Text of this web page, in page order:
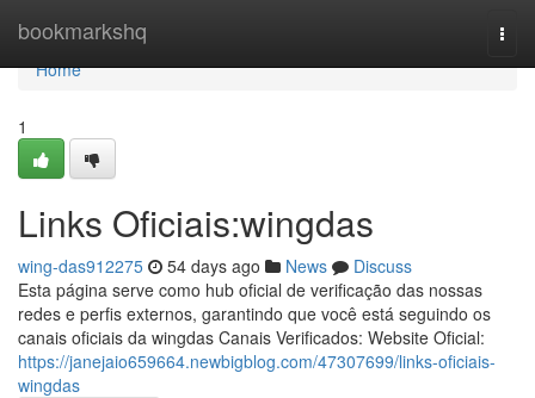
bookmarkshq
Home
Home
1
Links Oficiais:wingdas
wing-das912275 54 days ago News
Discuss
Esta página serve como hub oficial de verificação das nossas
redes e perfis externos, garantindo que você está seguindo os
canais oficiais da wingdas Canais Verificados: Website Oficial:
https://janejaio659664.newbigblog.com/47307699/links-oficiais-
wingdas